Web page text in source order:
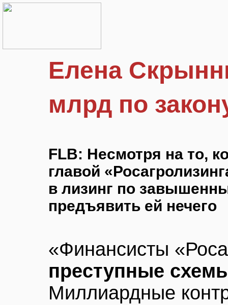
Елена
млрд по
FLB: Несмотря на то,
главой
в лизинг по
предъявить ей нечего
«Финансисты
преступные
Миллиардные